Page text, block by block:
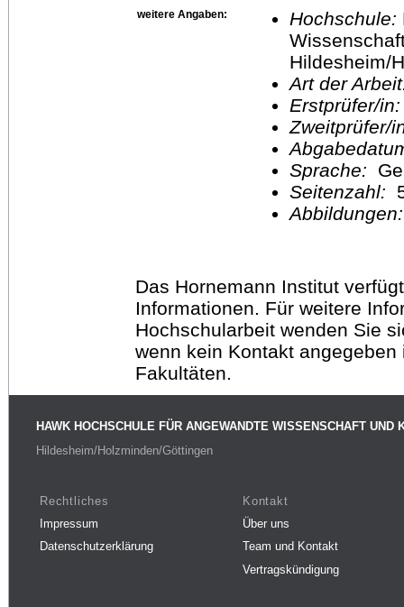
weitere Angaben: Hochschule:
Hildesheim/
Art der
Erstprüfer/
Sprache:
Seitenzahl:
Das Hornemann Institut
Informationen. Für weitere
Hochschularbeit wenden Sie
wenn kein Kontakt
Fakultäten.
HAWK HOCHSCHULE FÜR ANGEWANDTE WISSENSCHAFT UND
Hildesheim/Holzminden/Göttingen
Rechtliches
Impressum
Datenschutzerklärung
Kontakt
Über uns
Team und Kontakt
Vertragskündigung